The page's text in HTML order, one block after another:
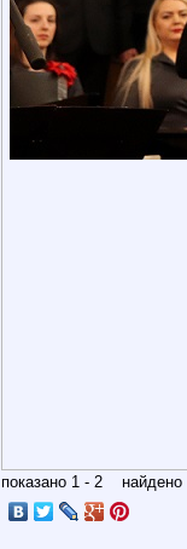
показано 1 - 2 найдено